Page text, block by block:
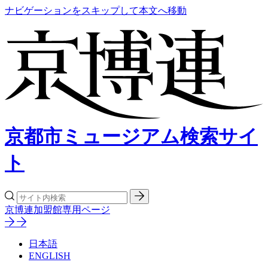
ナビゲーションをスキップして本文へ移動
京都市ミュージアム検索サイ
ト
京博連加盟館専用ページ
日本語
ENGLISH